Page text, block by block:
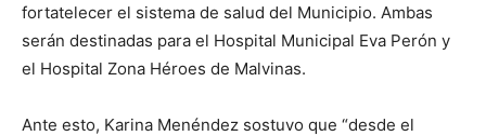
fortatelecer el sistema de salud del Municipio. Ambas
serán destinadas para el Hospital Municipal Eva Perón y
el Hospital Zona Héroes de Malvinas.
Ante esto, Karina Menéndez sostuvo que “desde el